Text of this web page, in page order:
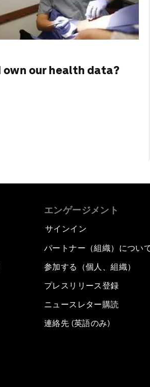
own our health data?
エンゲージメント
サインイン
パートナー（組織）につい
参加する（個人、組織）
プレスリリース登録
ニュースレター購読
連絡先 (英語のみ)